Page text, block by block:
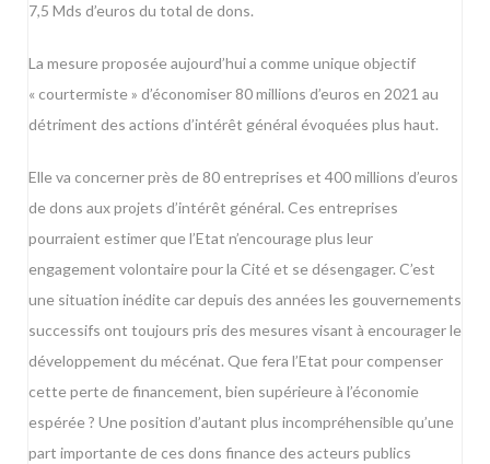
7,5 Mds d’euros du total de dons.
La mesure proposée aujourd’hui a comme unique objectif
« courtermiste » d’économiser 80 millions d’euros en 2021 au
détriment des actions d’intérêt général évoquées plus haut.
Elle va concerner près de 80 entreprises et 400 millions d’euros
de dons aux projets d’intérêt général. Ces entreprises
pourraient estimer que l’Etat n’encourage plus leur
engagement volontaire pour la Cité et se désengager. C’est
une situation inédite car depuis des années les gouvernements
successifs ont toujours pris des mesures visant à encourager le
développement du mécénat. Que fera l’Etat pour compenser
cette perte de financement, bien supérieure à l’économie
espérée ? Une position d’autant plus incompréhensible qu’une
part importante de ces dons finance des acteurs publics